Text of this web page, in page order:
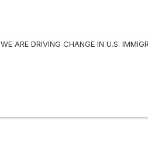
WE ARE DRIVING CHANGE IN U.S.